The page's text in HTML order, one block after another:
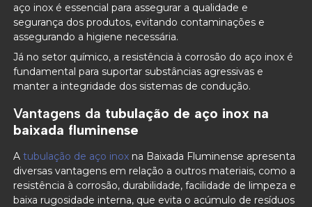
aço inox é essencial para assegurar a qualidade e
segurança dos produtos, evitando contaminações e
assegurando a higiene necessária.
Já no setor químico, a resistência à corrosão do aço inox é
fundamental para suportar substâncias agressivas e
manter a integridade dos sistemas de condução.
Vantagens da tubulação de aço inox na
baixada fluminense
Atubulação de aço inox na Baixada Fluminense apresenta
diversas vantagens em relação a outros materiais, como a
resistência à corrosão, durabilidade, facilidade de limpeza e
baixa rugosidade interna, que evita o acúmulo de resíduos